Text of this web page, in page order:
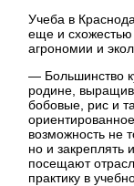
Учеба в
еще и схожестью
агрономии и
— Большинство
родине,
бобовые, рис и
возможность не
но и закреплять
посещают
практику в